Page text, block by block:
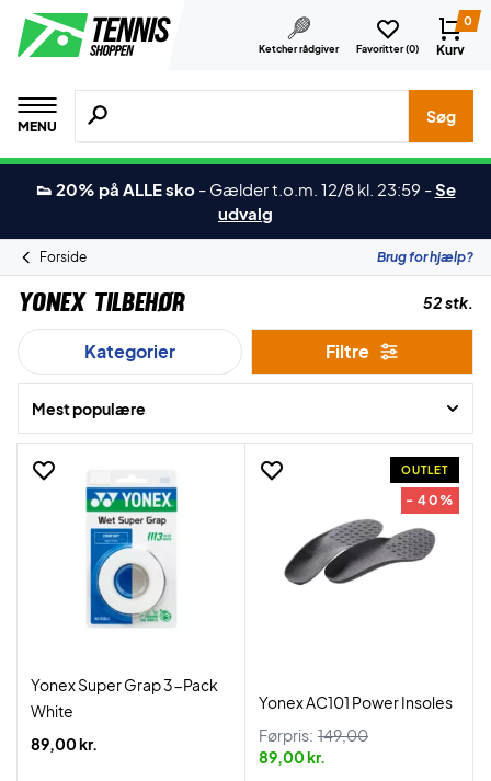
Ketcher rådgiver Favoritter (0)
0
Kurv
MENU
Søg efter produkter, mærker etc.
Søg
👟 20% på ALLE sko - Gælder t.o.m. 12/8 kl. 23:59 -Se
udvalg
Forside Brug for hjælp?
Yonex Tilbehør 52 stk.
Kategorier Filtre
Mest populære
Yonex Super Grap 3-Pack
White
89,00 kr.
OUTLET
- 40%
Yonex AC101 Power Insoles
Førpris: 149,00
89,00 kr.